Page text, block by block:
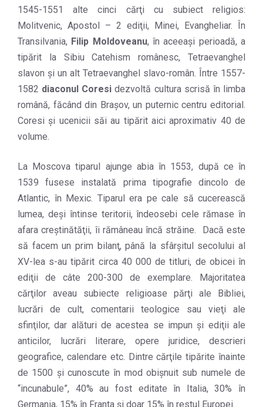
1545-1551 alte cinci cărţi cu subiect religios:
Molitvenic, Apostol – 2 ediţii, Minei, Evangheliar. În
Transilvania, Filip Moldoveanu, în aceeaşi perioadă, a
tipărit la Sibiu Catehism românesc, Tetraevanghel
slavon şi un alt Tetraevanghel slavo-român. Între 1557-
1582 diaconul Coresi dezvoltă cultura scrisă în limba
română, făcând din Braşov, un puternic centru editorial.
Coresi şi ucenicii săi au tipărit aici aproximativ 40 de
volume.
La Moscova tiparul ajunge abia în 1553, după ce în
1539 fusese instalată prima tipografie dincolo de
Atlantic, în Mexic. Tiparul era pe cale să cucerească
lumea, deşi întinse teritorii, îndeosebi cele rămase în
afara creştinătăţii, îi rămâneau încă străine. Dacă este
să facem un prim bilanţ, până la sfârşitul secolului al
XV-lea s-au tipărit circa 40 000 de titluri, de obicei în
ediţii de câte 200-300 de exemplare. Majoritatea
cărţilor aveau subiecte religioase părţi ale Bibliei,
lucrări de cult, comentarii teologice sau vieţi ale
sfinţilor, dar alături de acestea se impun şi ediţii ale
anticilor, lucrări literare, opere juridice, descrieri
geografice, calendare etc. Dintre cărţile tipărite înainte
de 1500 şi cunoscute în mod obişnuit sub numele de
“incunabule”, 40% au fost editate în Italia, 30% în
Germania, 15% în Franta şi doar 15% în restul Europei.